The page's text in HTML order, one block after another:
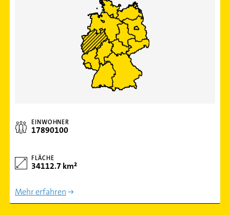
EINWOHNER
17890100
FLÄCHE
34112.7 km²
Mehr erfahren